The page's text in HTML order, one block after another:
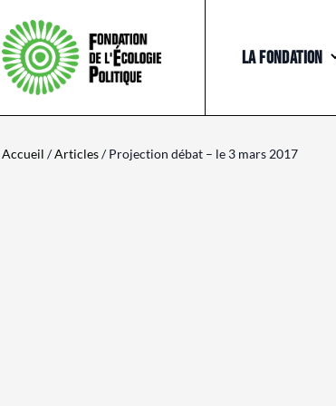
LA FONDATION
Accueil /Articles/ Projection débat – le 3 mars 2017